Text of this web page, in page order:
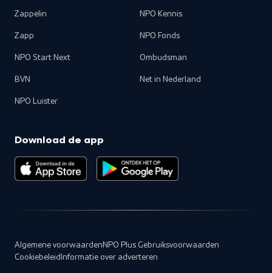
Zappelin
Zapp
NPO Start Next
BVN
NPO Luister
NPO Kennis
NPO Fonds
Ombudsman
Net in Nederland
Download de app
Algemene voorwaarden NPO Plus Gebruiksvoorwaarden
Cookiebeleid Informatie over adverteren